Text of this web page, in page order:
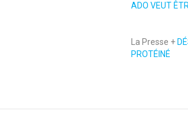
ADO VEUT
La Presse +
PROTÉINÉ